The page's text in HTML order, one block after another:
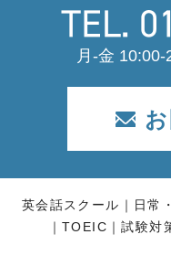
月-金
英会話スクール 日常
TOEIC
試験対